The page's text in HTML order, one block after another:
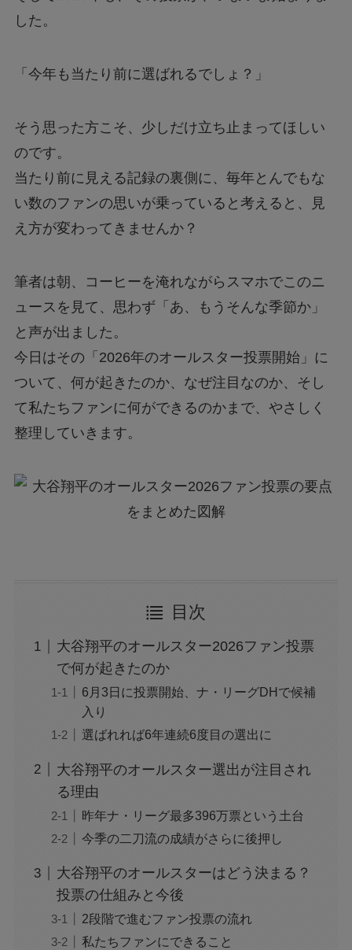
した。
「今年も当たり前に選ばれるでしょ？」
そう思った方こそ、少しだけ立ち止まってほしい
のです。
当たり前に見える記録の裏側に、毎年とんでもな
い数のファンの思いが乗っていると考えると、見
え方が変わってきませんか？
筆者は朝、コーヒーを淹れながらスマホでこのニ
ュースを見て、思わず「あ、もうそんな季節か」
と声が出ました。
今日はその「2026年のオールスター投票開始」に
ついて、何が起きたのか、なぜ注目なのか、そし
て私たちファンに何ができるのかまで、やさしく
整理していきます。
目次
大谷翔平のオールスター2026ファン投票
で何が起きたのか
6月3日に投票開始、ナ・リーグDHで候補
入り
選ばれれば6年連続6度目の選出に
大谷翔平のオールスター選出が注目され
る理由
昨年ナ・リーグ最多396万票という土台
今季の二刀流の成績がさらに後押し
大谷翔平のオールスターはどう決まる？
投票の仕組みと今後
2段階で進むファン投票の流れ
私たちファンにできること